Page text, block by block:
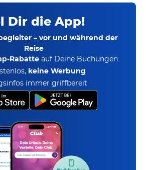
Dir die App!
– vor und während der
Reise
Rabatte auf Deine Buchungen
keine Werbung
immer griffbereit